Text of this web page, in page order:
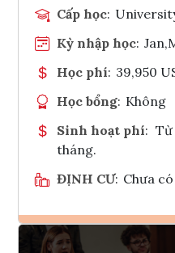
Cấp học:
Kỳ nhập học:
Học phí: 39,950
Học bổng: Không
Sinh hoạt phí: Từ
tháng.
ĐỊNH CƯ: Chưa